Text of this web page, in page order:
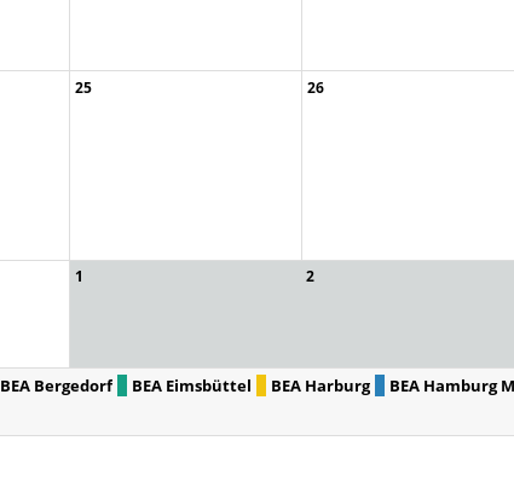
25 26
1 2
BEA Bergedorf BEA Eimsbüttel BEA Harburg BEA Hamburg